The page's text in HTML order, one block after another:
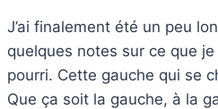
J’ai finalement été un peu
quelques notes sur ce que
pourri. Cette gauche qui se
Que ça soit la gauche, à la